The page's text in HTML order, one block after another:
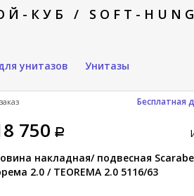
/ SOFT-
унитазов Унитазы
750
накладная/ подвесная
2.0 / TEOREMA 2.0 5116/63
Бесплатная